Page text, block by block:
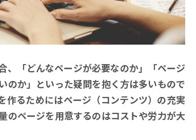
、「どんなページが必要なのか」「ページ
のか」といった疑問を抱く方は多いもので
作るためにはページ（コンテンツ）の充実
のページを用意するのはコストや労力が大